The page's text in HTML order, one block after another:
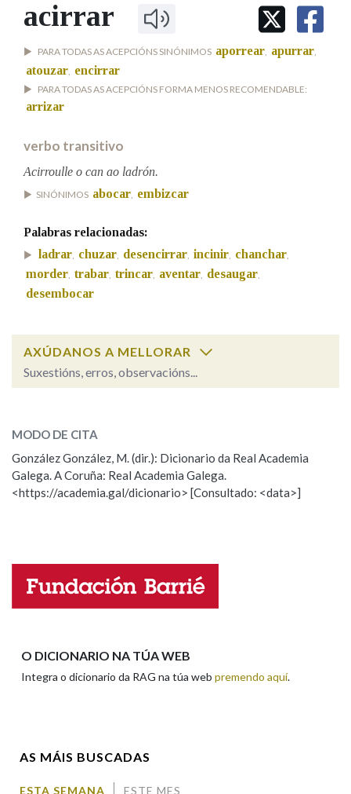
IDENTIDADE CORPORATIVA
MARCIAL DEL ADALID
CASA-MUSEO EMILIA PARDO
FIGURAS HOMENAXEADAS
HISTORIA
PRIMAVERA DAS LETRAS
Facebook
TwitterYoutubeInstagramBluesky
BUSCAR NOS LEMAS
Comeza por
Remata por
Contén
Nas definicións
Nos exemplos
OUTRAS OPCIÓNS DE BUSCA
Marcas gramaticais
acirrar
PARA TODAS AS ACEPCIÓNS SINÓNIMOS aporrear, apurrar,
atouzar, encirrar
PARA TODAS AS ACEPCIÓNS FORMA MENOS RECOMENDABLE:
arrizar
verbo transitivo
Acirroulle o can ao ladrón.
SINÓNIMOS abocar, embizcar
Palabras relacionadas:
ladrar, chuzar, desencirrar, incinir, chanchar,
morder, trabar, trincar, aventar, desaugar,
desembocar
AXÚDANOS A MELLORAR
Suxestións, erros, observacións...
ESCOLLE UNHA OPCIÓN:
Observación Hai un erro na palabra
Propoño mellorar a definición
Nome
MODO DE CITA
González González, M. (dir.): Dicionario da Real Academia
Galega. A Coruña: Real Academia Galega.
<https://academia.gal/dicionario> [Consultado: <data>]
O DICIONARIO NA TÚA WEB
Integra o dicionario da RAG na túa web premendo aquí.
AS MÁIS BUSCADAS
ESTA SEMANA ESTE MES